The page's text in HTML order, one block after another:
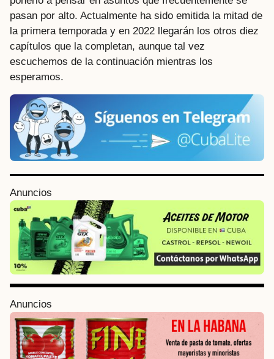
pasan por alto. Actualmente ha sido emitida la mitad de
la primera temporada y en 2022 llegarán los otros diez
capítulos que la completan, aunque tal vez
escuchemos de la continuación mientras los
esperamos.
Anuncios
Anuncios
P
o
P
a
g
i
n
a